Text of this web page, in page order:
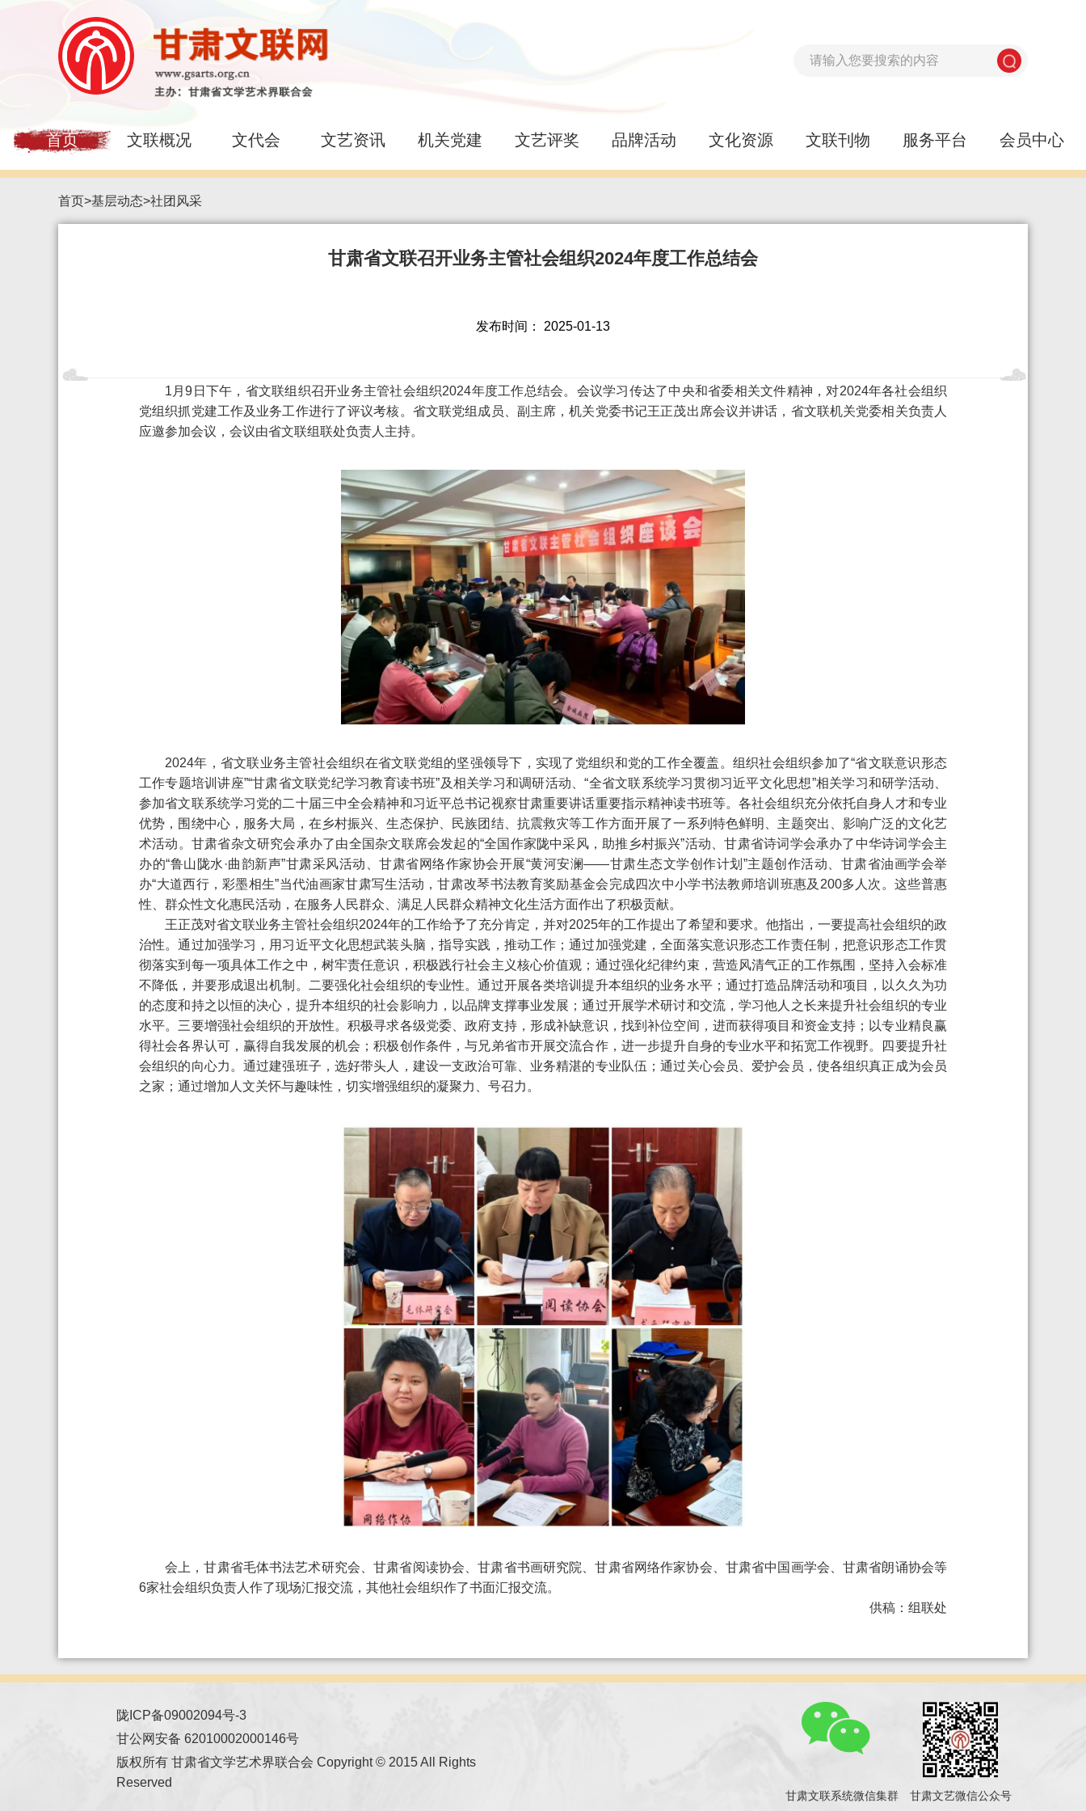
首页 文联概况 文代会 文艺资讯 机关党建 文艺评奖 品牌活动 文化资源 文联刊物 服务平台 会员中心
首页>基层动态>社团风采
甘肃省文联召开业务主管社会组织2024年度工作总结会
发布时间： 2025-01-13
1月9日下午，省文联组织召开业务主管社会组织2024年度工作总结会。会议学习传达了中央和省委相关文件精神，对2024年各社会组织
党组织抓党建工作及业务工作进行了评议考核。省文联党组成员、副主席，机关党委书记王正茂出席会议并讲话，省文联机关党委相关负责人
应邀参加会议，会议由省文联组联处负责人主持。
2024年，省文联业务主管社会组织在省文联党组的坚强领导下，实现了党组织和党的工作全覆盖。组织社会组织参加了“省文联意识形态
工作专题培训讲座”“甘肃省文联党纪学习教育读书班”及相关学习和调研活动、“全省文联系统学习贯彻习近平文化思想”相关学习和研学活动、
参加省文联系统学习党的二十届三中全会精神和习近平总书记视察甘肃重要讲话重要指示精神读书班等。各社会组织充分依托自身人才和专业
优势，围绕中心，服务大局，在乡村振兴、生态保护、民族团结、抗震救灾等工作方面开展了一系列特色鲜明、主题突出、影响广泛的文化艺
术活动。甘肃省杂文研究会承办了由全国杂文联席会发起的“全国作家陇中采风，助推乡村振兴”活动、甘肃省诗词学会承办了中华诗词学会主
办的“鲁山陇水·曲韵新声”甘肃采风活动、甘肃省网络作家协会开展“黄河安澜——甘肃生态文学创作计划”主题创作活动、甘肃省油画学会举
办“大道西行，彩墨相生”当代油画家甘肃写生活动，甘肃改琴书法教育奖励基金会完成四次中小学书法教师培训班惠及200多人次。这些普惠
性、群众性文化惠民活动，在服务人民群众、满足人民群众精神文化生活方面作出了积极贡献。
王正茂对省文联业务主管社会组织2024年的工作给予了充分肯定，并对2025年的工作提出了希望和要求。他指出，一要提高社会组织的政
治性。通过加强学习，用习近平文化思想武装头脑，指导实践，推动工作；通过加强党建，全面落实意识形态工作责任制，把意识形态工作贯
彻落实到每一项具体工作之中，树牢责任意识，积极践行社会主义核心价值观；通过强化纪律约束，营造风清气正的工作氛围，坚持入会标准
不降低，并要形成退出机制。二要强化社会组织的专业性。通过开展各类培训提升本组织的业务水平；通过打造品牌活动和项目，以久久为功
的态度和持之以恒的决心，提升本组织的社会影响力，以品牌支撑事业发展；通过开展学术研讨和交流，学习他人之长来提升社会组织的专业
水平。三要增强社会组织的开放性。积极寻求各级党委、政府支持，形成补缺意识，找到补位空间，进而获得项目和资金支持；以专业精良赢
得社会各界认可，赢得自我发展的机会；积极创作条件，与兄弟省市开展交流合作，进一步提升自身的专业水平和拓宽工作视野。四要提升社
会组织的向心力。通过建强班子，选好带头人，建设一支政治可靠、业务精湛的专业队伍；通过关心会员、爱护会员，使各组织真正成为会员
之家；通过增加人文关怀与趣味性，切实增强组织的凝聚力、号召力。
会上，甘肃省毛体书法艺术研究会、甘肃省阅读协会、甘肃省书画研究院、甘肃省网络作家协会、甘肃省中国画学会、甘肃省朗诵协会等
6家社会组织负责人作了现场汇报交流，其他社会组织作了书面汇报交流。
供稿：组联处
陇ICP备09002094号-3
甘公网安备 62010002000146号
版权所有 甘肃省文学艺术界联合会 Copyright © 2015 All Rights
Reserved
甘肃文联系统微信集群 甘肃文艺微信公众号